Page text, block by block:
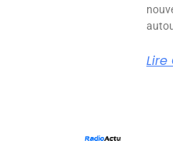
Lire